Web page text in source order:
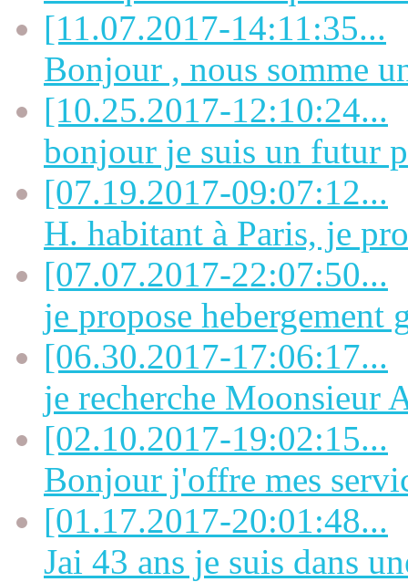
[11.07.2017-14:11:35...
Bonjour , nous somme
[10.25.2017-12:10:24...
bonjour je suis un futur
[07.19.2017-09:07:12...
H. habitant à Paris, je
[07.07.2017-22:07:50...
je propose hebergement
[06.30.2017-17:06:17...
je recherche Moonsieur
[02.10.2017-19:02:15...
Bonjour j'offre mes
[01.17.2017-20:01:48...
Jai 43 ans je suis dans